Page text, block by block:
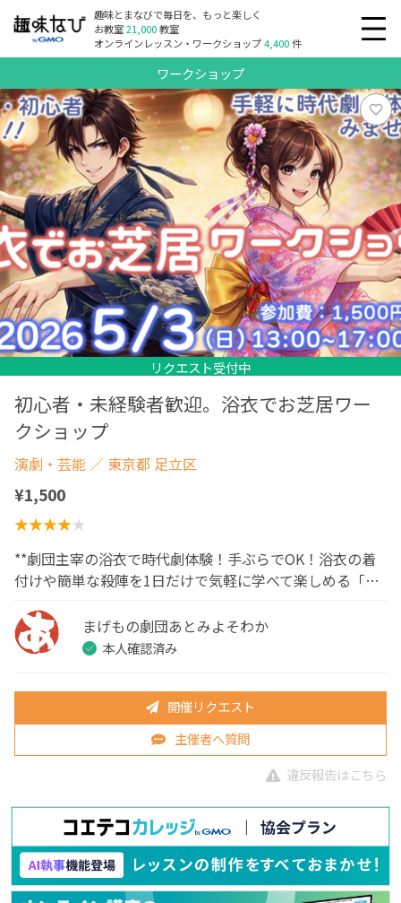
趣味とまなびで毎日を、もっと楽しく
お教室21,000教室
オンラインレッスン・ワークショップ4,400件
ワークショップ
リクエスト受付中
リクエスト受付中
初心者・未経験者歓迎。浴衣でお芝居ワー
クショップ
演劇・芸能 ／ 東京都 足立区
¥1,500
**劇団主宰の浴衣で時代劇体験！手ぶらでOK！浴衣の着
付けや簡単な殺陣を1日だけで気軽に学べて楽しめる「…
まげもの劇団あとみよそわか
本人確認済み
開催リクエスト
主催者へ質問
違反報告はこちら